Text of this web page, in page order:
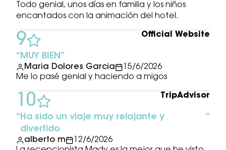
Todo genial, unos días en familia y los niños
encantados con la animación del hotel.
MUY BIEN
Maria Dolores Garcia
15/6/2026
Me lo pasé genial y haciendo a migos
9 Official Website
Ha sido un viaje muy relajante y
divertido
alberto m
12/6/2026
10 TripAdvisor